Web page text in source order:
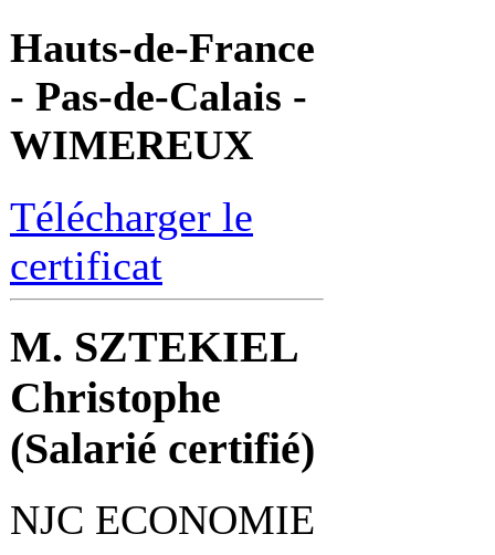
Hauts-de-France
- Pas-de-Calais -
WIMEREUX
Télécharger le
certificat
M. SZTEKIEL
Christophe
(Salarié certifié)
NJC ECONOMIE